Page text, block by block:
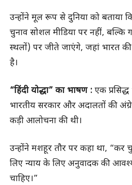
उन्होंने मूल रूप से दुनिया को बताया
चुनाव सोशल मीडिया पर नहीं, बल्कि
स्थलों) पर जीते जाएंगे, जहां भारत
है।
“हिंदी योद्धा” का भाषण : एक
भारतीय सरकार और अदालतों की
कड़ी आलोचना की थी।
उन्होंने मशहूर तौर पर कहा था, “कर
लिए न्याय के लिए अनुवादक की
चाहिए।”